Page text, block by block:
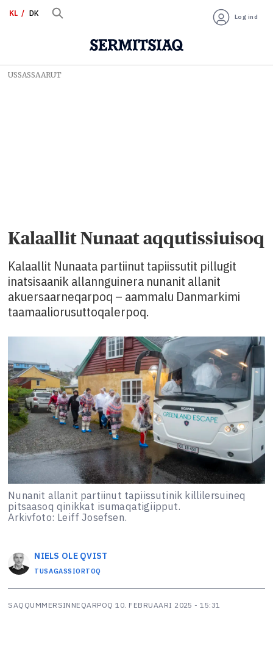
KL DK Log ind
USSASSAARUT
Kalaallit Nunaat aqqutissiuisoq
Kalaallit Nunaata partiinut tapiissutit pillugit
inatsisaanik allannguinera nunanit allanit
akuersaarneqarpoq – aammalu Danmarkimi
taamaaliorusuttoqalerpoq.
Nunanit allanit partiinut tapiissutinik killilersuineq
pitsaasoq qinikkat isumaqatigiipput.
Arkivfoto: Leiff Josefsen.
NIELS OLE QVIST
TUSAGASSIORTOQ
SAQQUMMERSINNEQARPOQ 10. FEBRUAARI 2025 - 15:31